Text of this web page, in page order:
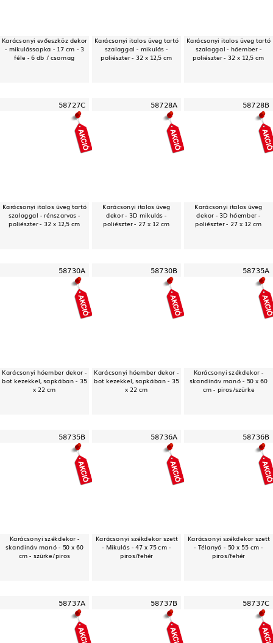
Karácsonyi evőeszköz dekor
- mikulássapka - 17 cm - 3
féle - 6 db / csomag
Karácsonyi italos üveg tartó
szalaggal - mikulás -
poliészter - 32 x 12,5 cm
Karácsonyi italos üveg tartó
szalaggal - hóember -
poliészter - 32 x 12,5 cm
58727C
Karácsonyi italos üveg tartó
szalaggal - rénszarvas -
poliészter - 32 x 12,5 cm
58728A
Karácsonyi italos üveg
dekor - 3D mikulás -
poliészter - 27 x 12 cm
58728B
Karácsonyi italos üveg
dekor - 3D hóember -
poliészter - 27 x 12 cm
58730A
Karácsonyi hóember dekor -
bot kezekkel, sapkában - 35
x 22 cm
58730B
Karácsonyi hóember dekor -
bot kezekkel, sapkában - 35
x 22 cm
58735A
Karácsonyi székdekor -
skandináv manó - 50 x 60
cm - piros/szürke
58735B
Karácsonyi székdekor -
skandináv manó - 50 x 60
cm - szürke/piros
58736A
Karácsonyi székdekor szett
- Mikulás - 47 x 75 cm -
piros/fehér
58736B
Karácsonyi székdekor szett
- Télanyó - 50 x 55 cm -
piros/fehér
58737A 58737B 58737C